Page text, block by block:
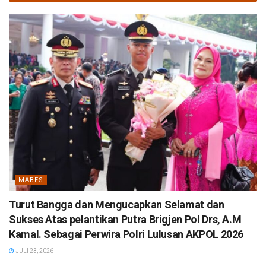
MABES
Turut Bangga dan Mengucapkan Selamat dan
Sukses Atas pelantikan Putra Brigjen Pol Drs, A.M
Kamal. Sebagai Perwira Polri Lulusan AKPOL 2026
JULI 23, 2026